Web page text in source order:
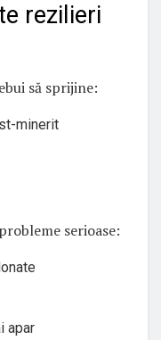
rezilieri
să sprijine:
minerit
serioase:
apar